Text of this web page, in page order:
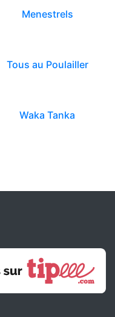
Menestrels
Tous au Poulailler
Waka Tanka